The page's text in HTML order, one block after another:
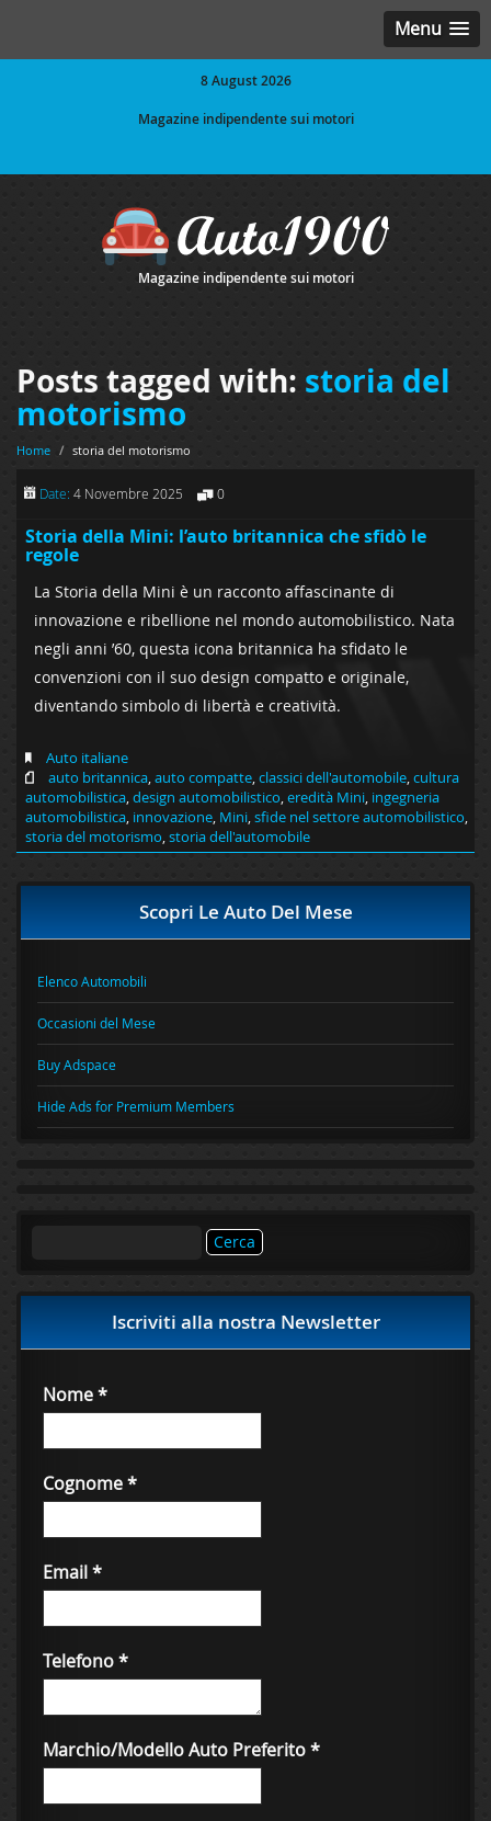
Menu
8 August 2026
Magazine indipendente sui motori
Magazine indipendente sui motori
Posts tagged with: storia del
motorismo
Home / storia del motorismo
Date: 4 Novembre 2025 0
Storia della Mini: l’auto britannica che sfidò le
regole
La Storia della Mini è un racconto affascinante di
innovazione e ribellione nel mondo automobilistico. Nata
negli anni ’60, questa icona britannica ha sfidato le
convenzioni con il suo design compatto e originale,
diventando simbolo di libertà e creatività.
Auto italiane
auto britannica,auto compatte,classici dell'automobile,cultura
automobilistica,design automobilistico,eredità Mini, ingegneria
automobilistica, innovazione, Mini,sfide nel settore automobilistico,
storia del motorismo,storia dell'automobile
Scopri Le Auto Del Mese
Elenco Automobili
Occasioni del Mese
Buy Adspace
Hide Ads for Premium Members
Iscriviti alla nostra Newsletter
Nome*
Cognome*
Email*
Telefono*
Marchio/Modello Auto Preferito*